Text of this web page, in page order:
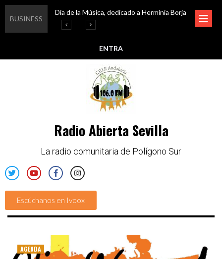
BUSINESS
Día de la Música, dedicado a Herminia Borja
Educar en igualdad, para un futuro sin machismo Esta semana disfruta de oferta cultural en Asociación Solidaridad
Igualando al Sur, el cuidado y la limpieza del entorno
ENTRA
Radio Abierta Sevilla
La radio comunitaria de Polígono Sur
Escúchanos en Ivoox
AGENDA